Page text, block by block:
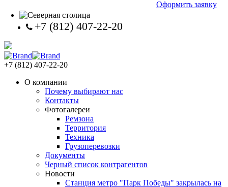
+7 (812) 407-22-20
Оформить заявку
+7 (812) 407-22-20
О компании
Почему выбирают нас
Контакты
Фотогалереи
Ремзона
Территория
Техника
Грузоперевозки
Документы
Черный список контрагентов
Новости
Станция метро "Парк Победы" закрылась на